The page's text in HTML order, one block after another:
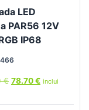
LED
PAR56 12V
IP68
€ 78.70€ inclui